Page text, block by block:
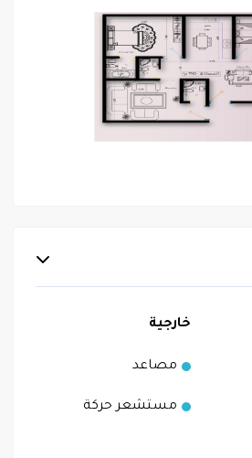
خارجية
مصاعد
مستشعر حركة